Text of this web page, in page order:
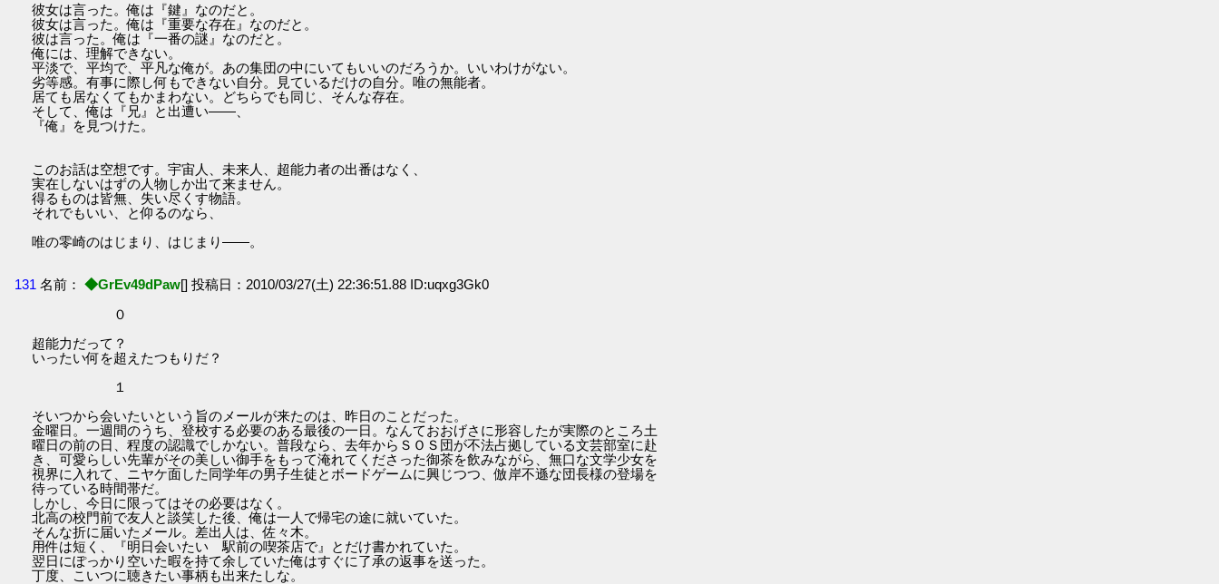
彼女は言った。俺は『鍵』なのだと。
彼女は言った。俺は『重要な存在』なのだと。
彼は言った。俺は『一番の謎』なのだと。
俺には、理解できない。
平淡で、平均で、平凡な俺が。あの集団の中にいてもいいのだろうか。いいわけがない。
劣等感。有事に際し何もできない自分。見ているだけの自分。唯の無能者。
居ても居なくてもかまわない。どちらでも同じ、そんな存在。
そして、俺は『兄』と出遭い――、
『俺』を見つけた。
このお話は空想です。宇宙人、未来人、超能力者の出番はなく、
実在しないはずの人物しか出て来ません。
得るものは皆無、失い尽くす物語。
それでもいい、と仰るのなら、
唯の零崎のはじまり、はじまり――。
131 名前： ◆GrEv49dPaw[] 投稿日：2010/03/27(土) 22:36:51.88 ID:uqxg3Gk0
０
超能力だって？
いったい何を超えたつもりだ？
１
そいつから会いたいという旨のメールが来たのは、昨日のことだった。
金曜日。一週間のうち、登校する必要のある最後の一日。なんておおげさに形容したが実際のところ土
曜日の前の日、程度の認識でしかない。普段なら、去年からＳＯＳ団が不法占拠している文芸部室に赴
き、可愛らしい先輩がその美しい御手をもって淹れてくださった御茶を飲みながら、無口な文学少女を
視界に入れて、ニヤケ面した同学年の男子生徒とボードゲームに興じつつ、倣岸不遜な団長様の登場を
待っている時間帯だ。
しかし、今日に限ってはその必要はなく。
北高の校門前で友人と談笑した後、俺は一人で帰宅の途に就いていた。
そんな折に届いたメール。差出人は、佐々木。
用件は短く、『明日会いたい 駅前の喫茶店で』とだけ書かれていた。
翌日にぽっかり空いた暇を持て余していた俺はすぐに了承の返事を送った。
丁度、こいつに聴きたい事柄も出来たしな。